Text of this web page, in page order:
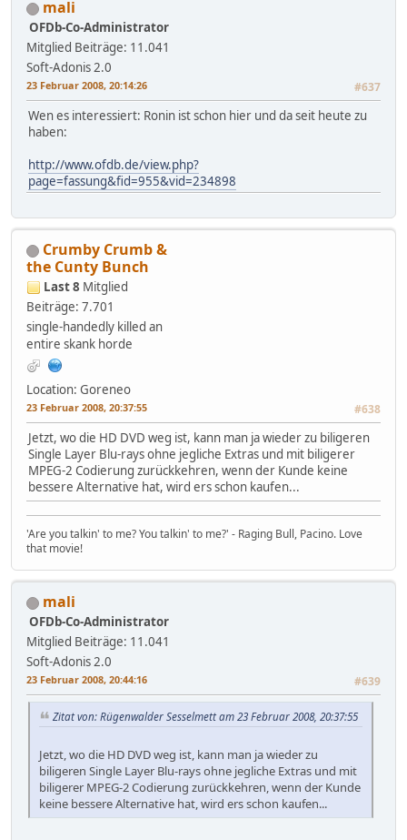
mali
OFDb-Co-Administrator
Mitglied Beiträge: 11.041
Soft-Adonis 2.0
23 Februar 2008, 20:14:26 #637
Wen es interessiert: Ronin ist schon hier und da seit heute zu
haben:
http://www.ofdb.de/view.php?
page=fassung&fid=955&vid=234898
Crumby Crumb &
the Cunty Bunch
Last 8 Mitglied
Beiträge: 7.701
single-handedly killed an
entire skank horde
Location: Goreneo
23 Februar 2008, 20:37:55 #638
Jetzt, wo die HD DVD weg ist, kann man ja wieder zu biligeren
Single Layer Blu-rays ohne jegliche Extras und mit biligerer
MPEG-2 Codierung zurückkehren, wenn der Kunde keine
bessere Alternative hat, wird ers schon kaufen...
'Are you talkin' to me? You talkin' to me?' - Raging Bull, Pacino. Love
that movie!
mali
OFDb-Co-Administrator
Mitglied Beiträge: 11.041
Soft-Adonis 2.0
23 Februar 2008, 20:44:16 #639
Zitat von: Rügenwalder Sesselmett am 23 Februar 2008, 20:37:55
Jetzt, wo die HD DVD weg ist, kann man ja wieder zu
biligeren Single Layer Blu-rays ohne jegliche Extras und mit
biligerer MPEG-2 Codierung zurückkehren, wenn der Kunde
keine bessere Alternative hat, wird ers schon kaufen...